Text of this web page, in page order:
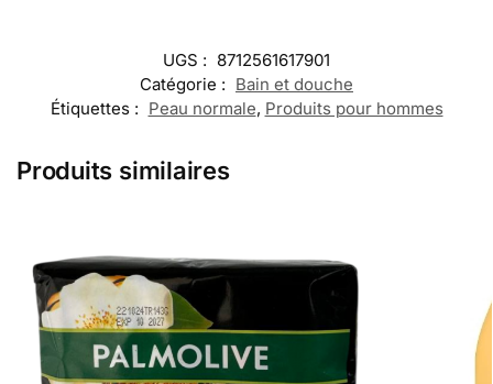
UGS : 8712561617901
Catégorie : Bain et douche
Étiquettes : Peau normale, Produits pour hommes
Produits similaires